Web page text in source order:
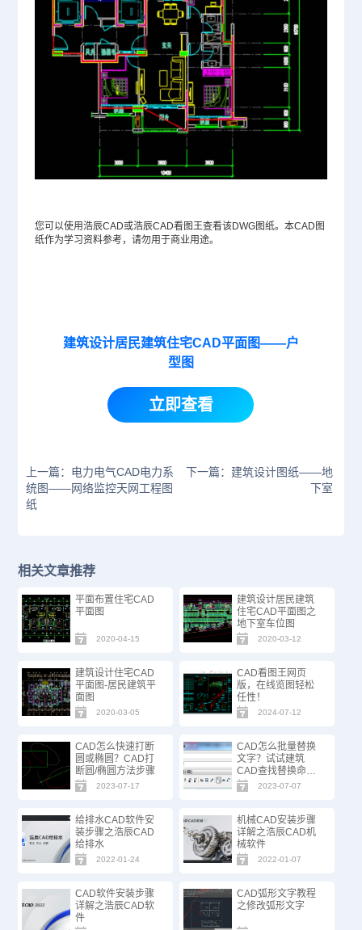
您可以使用浩辰CAD或浩辰CAD看图王查看该DWG图纸。本CAD图
纸作为学习资料参考，请勿用于商业用途。
建筑设计居民建筑住宅CAD平面图——户
型图
立即查看
上一篇：电力电气CAD电力系
统图——网络监控天网工程图
纸
下一篇：建筑设计图纸——地
下室
相关文章推荐
平面布置住宅CAD
平面图
2020-04-15
建筑设计居民建筑
住宅CAD平面图之
地下室车位图
2020-03-12
建筑设计住宅CAD
平面图-居民建筑平
面图
2020-03-05
CAD看图王网页
版，在线览图轻松
任性！
2024-07-12
CAD怎么快速打断
圆或椭圆？CAD打
断圆/椭圆方法步骤
2023-07-17
CAD怎么批量替换
文字？试试建筑
CAD查找替换命
令！
2023-07-07
给排水CAD软件安
装步骤之浩辰CAD
给排水
2022-01-24
机械CAD安装步骤
详解之浩辰CAD机
械软件
2022-01-07
CAD软件安装步骤
详解之浩辰CAD软
件
CAD弧形文字教程
之修改弧形文字